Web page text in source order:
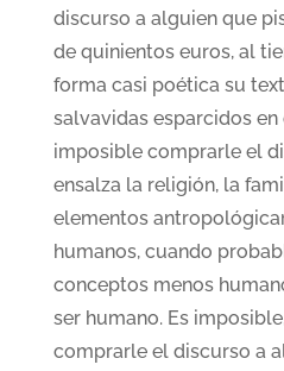
discurso a alguien que
de quinientos euros, al
forma casi poética su
salvavidas esparcidos en
imposible comprarle el
ensalza la religión, la
elementos
humanos, cuando
conceptos menos
ser humano. Es
comprarle el discurso a